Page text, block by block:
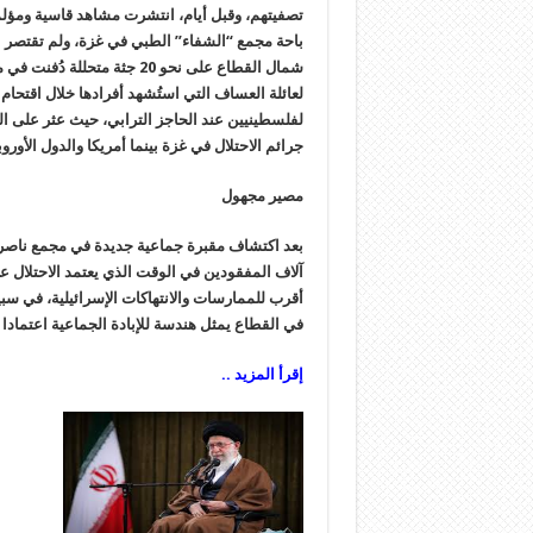
تصفيتهم، وقبل أيام، انتشرت مشاهد قاسية
باحة مجمع “الشفاء” الطبي في غزة، ولم تقتصر
شمال القطاع على نحو 20 جثة متحللة دُفنت في مقبرة جماعية
لفلسطينيين عند الحاجز الترابي، حيث عثر
جرائم الاحتلال في غزة بينما أمريكا والدول
مصير مجهول
بعد اكتشاف مقبرة جماعية جديدة في مجمع
آلاف المفقودين في الوقت الذي يعتمد الاحتلال
أقرب للممارسات والانتهاكات الإسرائيلية،
في القطاع يمثل هندسة للإبادة الجماعية اعتمادا
إقرأ المزيد ..